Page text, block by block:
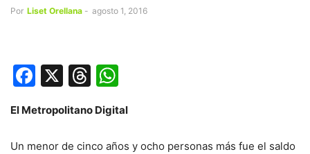
Por Liset Orellana - agosto 1, 2016
Facebook
X Threads
El Metropolitano Digital
Un menor de cinco años y ocho personas más fue el saldo